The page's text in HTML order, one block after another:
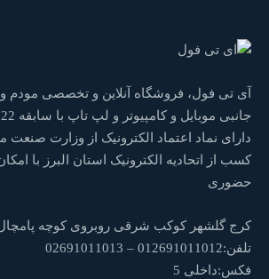
آی تی فول، فروشگاه آنلاین و تخصصی مودم و
دارای نماد اعتماد الکترونیک از وزارت صنعت
کسب از اتحادیه الکترونیک استان البرز با
حضوری
کرج گلشهر کوکب شرقی روبروی کوچه پامچال
تلفن:012691011012 – 02691011013
فکس:داخلی 5